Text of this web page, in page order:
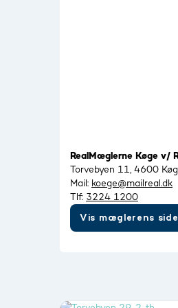
RealMæglerne Køge v/
Torvebyen 11, 4600
Mail: koege@mailreal.dk
Tlf: 3224 1200
Vis mæglerens side